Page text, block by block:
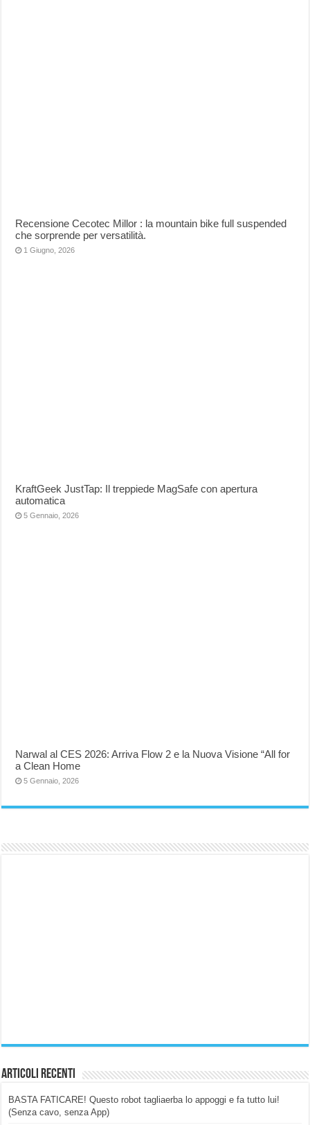
Recensione Cecotec Millor : la mountain bike full suspended
che sorprende per versatilità.
1 Giugno, 2026
KraftGeek JustTap: Il treppiede MagSafe con apertura
automatica
5 Gennaio, 2026
Narwal al CES 2026: Arriva Flow 2 e la Nuova Visione “All for
a Clean Home
5 Gennaio, 2026
Articoli Recenti
BASTA FATICARE! Questo robot tagliaerba lo appoggi e fa tutto lui!
(Senza cavo, senza App)